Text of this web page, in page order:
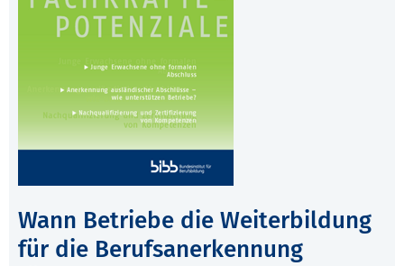
Wann Betriebe die Weiterbildung
für die Berufsanerkennung